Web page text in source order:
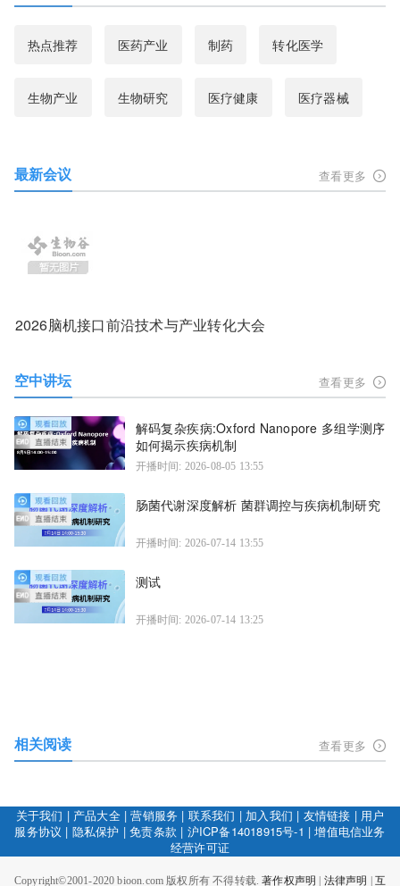
热点推荐 医药产业 制药 转化医学
生物产业 生物研究 医疗健康 医疗器械
最新会议 查看更多
2026脑机接口前沿技术与产业转化大会
空中讲坛 查看更多
解码复杂疾病:Oxford Nanopore 多组学测序
如何揭示疾病机制
开播时间: 2026-08-05 13:55
肠菌代谢深度解析 菌群调控与疾病机制研究
开播时间: 2026-07-14 13:55
测试
开播时间: 2026-07-14 13:25
相关阅读 查看更多
关于我们 | 产品大全|营销服务 | 联系我们 | 加入我们 | 友情链接 | 用户
服务协议 | 隐私保护 |免责条款 | 沪ICP备14018915号-1 |增值电信业务
经营许可证
Copyright©2001-2020 bioon.com 版权所有 不得转载.著作权声明 | 法律声明 | 互